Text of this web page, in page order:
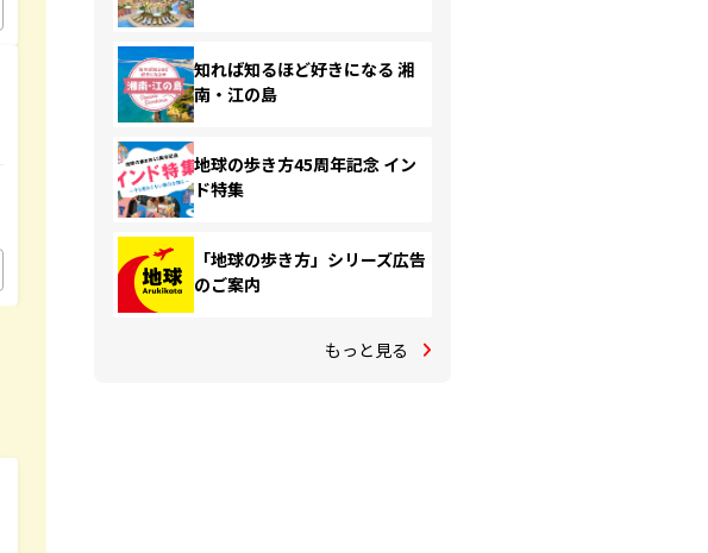
知れば知るほど好きになる 湘
南・江の島
地球の歩き方45周年記念 イン
ド特集
「地球の歩き方」シリーズ広告
のご案内
もっと見る